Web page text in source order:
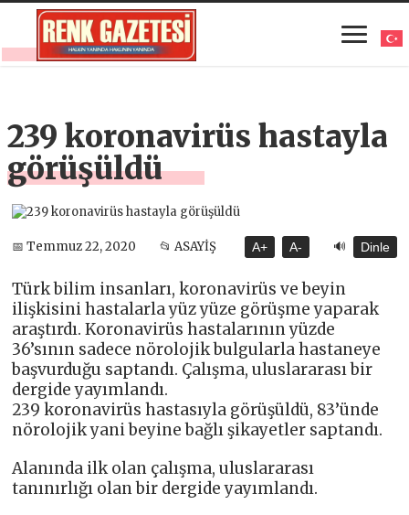
239 koronavirüs hastayla
görüşüldü
📅 Temmuz 22, 2020 📂 ASAYİŞ A+ A- 🔊 Dinle
Türk bilim insanları, koronavirüs ve beyin
ilişkisini hastalarla yüz yüze görüşme yaparak
araştırdı. Koronavirüs hastalarının yüzde
36’sının sadece nörolojik bulgularla hastaneye
başvurduğu saptandı. Çalışma, uluslararası bir
dergide yayımlandı.
239 koronavirüs hastasıyla görüşüldü, 83’ünde
nörolojik yani beyine bağlı şikayetler saptandı.
Alanında ilk olan çalışma, uluslararası
tanınırlığı olan bir dergide yayımlandı.